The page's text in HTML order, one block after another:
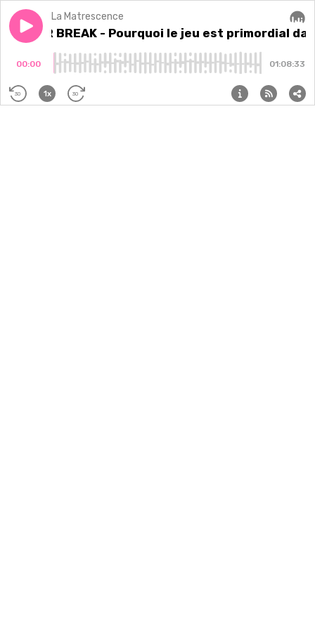
Play episodeSUMMER BREAK - Pourquoi le jeu est primordial
La Matrescence
SUMMER BREAK - Pourquoi le jeu est primordial
00:00 01:08:33
30 1x 30